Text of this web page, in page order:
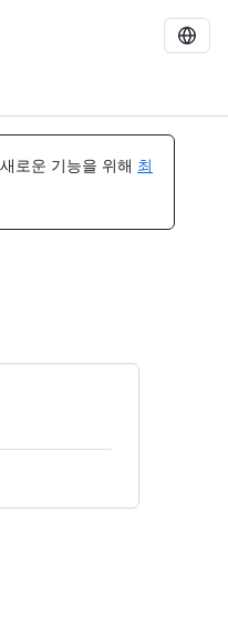
로운 기능을 위해 최